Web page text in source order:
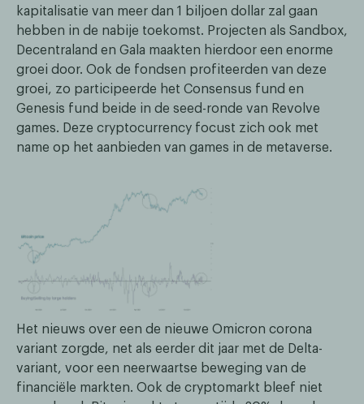
kapitalisatie van meer dan 1 biljoen dollar zal gaan
hebben in de nabije toekomst. Projecten als Sandbox,
Decentraland en Gala maakten hierdoor een enorme
groei door. Ook de fondsen profiteerden van deze
groei, zo participeerde het Consensus fund en
Genesis fund beide in de seed-ronde van Revolve
games. Deze cryptocurrency focust zich ook met
name op het aanbieden van games in de metaverse.
Het nieuws over een de nieuwe Omicron corona
variant zorgde, net als eerder dit jaar met de Delta-
variant, voor een neerwaartse beweging van de
financiële markten. Ook de cryptomarkt bleef niet